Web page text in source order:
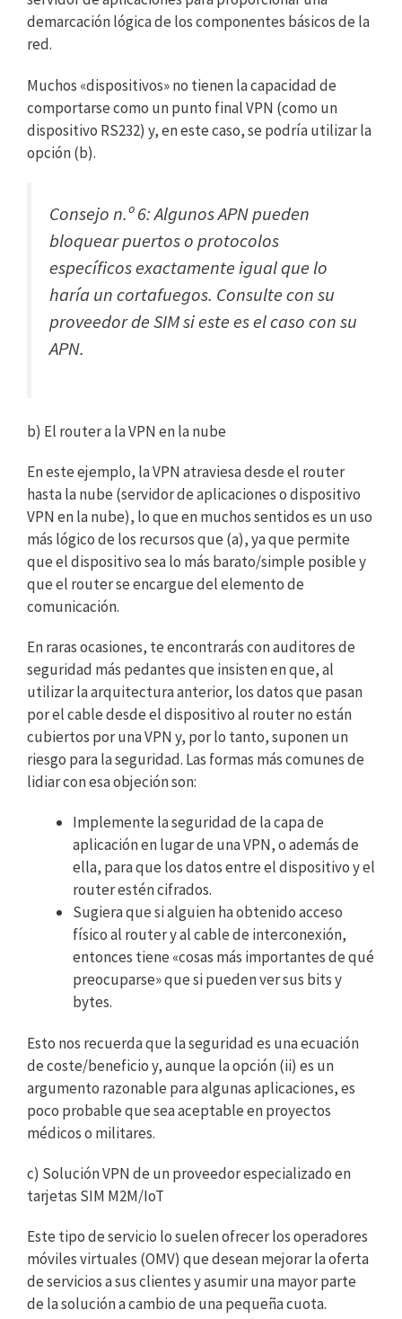
demarcación lógica de los componentes básicos de la
red.
Muchos «dispositivos» no tienen la capacidad de
comportarse como un punto final VPN (como un
dispositivo RS232) y, en este caso, se podría utilizar la
opción (b).
Consejo n.º 6: Algunos APN pueden
bloquear puertos o protocolos
específicos exactamente igual que lo
haría un cortafuegos. Consulte con su
proveedor de SIM si este es el caso con su
APN.
b) El router a la VPN en la nube
En este ejemplo, la VPN atraviesa desde el router
hasta la nube (servidor de aplicaciones o dispositivo
VPN en la nube), lo que en muchos sentidos es un uso
más lógico de los recursos que (a), ya que permite
que el dispositivo sea lo más barato/simple posible y
que el router se encargue del elemento de
comunicación.
En raras ocasiones, te encontrarás con auditores de
seguridad más pedantes que insisten en que, al
utilizar la arquitectura anterior, los datos que pasan
por el cable desde el dispositivo al router no están
cubiertos por una VPN y, por lo tanto, suponen un
riesgo para la seguridad. Las formas más comunes de
lidiar con esa objeción son:
Implemente la seguridad de la capa de
aplicación en lugar de una VPN, o además de
ella, para que los datos entre el dispositivo y el
router estén cifrados.
Sugiera que si alguien ha obtenido acceso
físico al router y al cable de interconexión,
entonces tiene «cosas más importantes de qué
preocuparse» que si pueden ver sus bits y
bytes.
Esto nos recuerda que la seguridad es una ecuación
de coste/beneficio y, aunque la opción (ii) es un
argumento razonable para algunas aplicaciones, es
poco probable que sea aceptable en proyectos
médicos o militares.
c) Solución VPN de un proveedor especializado en
tarjetas SIM M2M/IoT
Este tipo de servicio lo suelen ofrecer los operadores
móviles virtuales (OMV) que desean mejorar la oferta
de servicios a sus clientes y asumir una mayor parte
de la solución a cambio de una pequeña cuota.